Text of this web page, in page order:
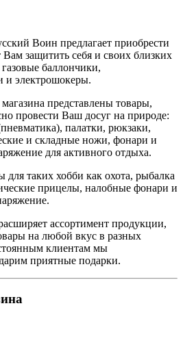
Воин предлагает приобрести
защитить себя и своих близких
баллончики,
и электрошокеры.
представлены товары,
провести Ваш досуг на природе:
палатки, рюкзаки,
и складные ножи, фонари и
для активного отдыха.
таких хобби как охота, рыбалка
прицелы, налобные фонари и
ассортимент продукции,
на любой вкус в разных
клиентам мы
приятные подарки.